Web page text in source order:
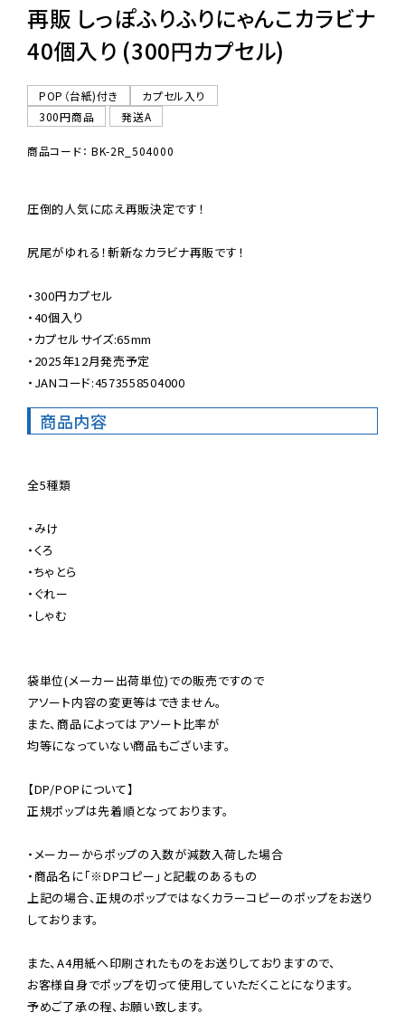
06-6282-7659
再販 しっぽふりふりにゃんこカラビナ
40個入り (300円カプセル)
POP（台紙)付き
カプセル入り
300円商品
発送A
商品コード： BK-2R_504000
圧倒的人気に応え再販決定です！
尻尾がゆれる！斬新なカラビナ再販です！
・300円カプセル
・40個入り
・カプセルサイズ:65mm
・2025年12月発売予定
・JANコード:4573558504000
商品内容
全5種類
・みけ
・くろ
・ちゃとら
・ぐれー
・しゃむ
袋単位(メーカー出荷単位)での販売ですので
アソート内容の変更等はできません。
また、商品によってはアソート比率が
均等になっていない商品もございます。
【DP/POPについて】
正規ポップは先着順となっております。
・メーカーからポップの入数が減数入荷した場合
・商品名に「※DPコピー」と記載のあるもの
上記の場合、正規のポップではなくカラーコピーのポップをお送り
しております。
また、A4用紙へ印刷されたものをお送りしておりますので、
お客様自身でポップを切って使用していただくことになります。
予めご了承の程、お願い致します。